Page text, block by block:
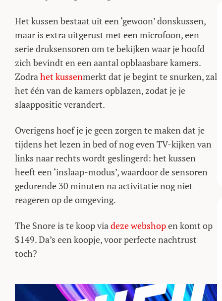
Het kussen bestaat uit een ‘gewoon’ donskussen,
maar is extra uitgerust met een microfoon, een
serie druksensoren om te bekijken waar je hoofd
zich bevindt en een aantal opblaasbare kamers.
Zodrahet kussenmerkt dat je begint te snurken, zal
het één van de kamers opblazen, zodat je je
slaappositie verandert.
Overigens hoef je je geen zorgen te maken dat je
tijdens het lezen in bed of nog even TV-kijken van
links naar rechts wordt geslingerd: het kussen
heeft een ‘inslaap-modus’, waardoor de sensoren
gedurende 30 minuten na activitatie nog niet
reageren op de omgeving.
The Snore is te koop viadeze webshopen komt op
$149. Da’s een koopje, voor perfecte nachtrust
toch?